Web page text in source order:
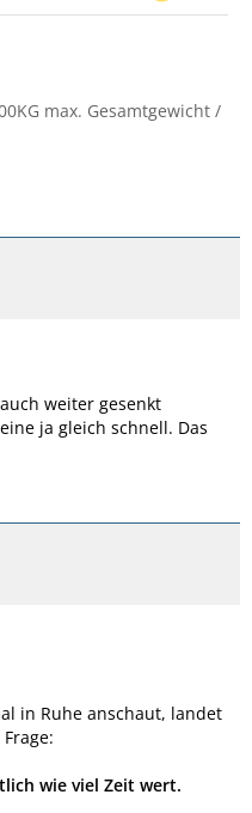
max. Gesamtgewicht /
weiter gesenkt
ja gleich schnell. Das
in Ruhe anschaut, landet
wie viel Zeit wert.